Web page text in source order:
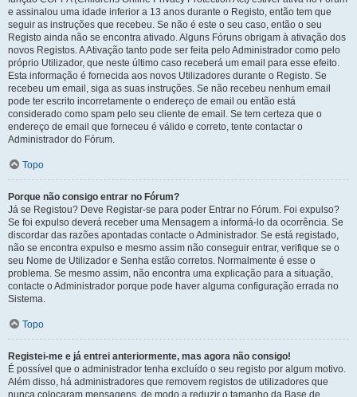
e assinalou uma idade inferior a 13 anos durante o Registo, então tem que
seguir as instruções que recebeu. Se não é este o seu caso, então o seu
Registo ainda não se encontra ativado. Alguns Fóruns obrigam à ativação dos
novos Registos. A Ativação tanto pode ser feita pelo Administrador como pelo
próprio Utilizador, que neste último caso receberá um email para esse efeito.
Esta informação é fornecida aos novos Utilizadores durante o Registo. Se
recebeu um email, siga as suas instruções. Se não recebeu nenhum email
pode ter escrito incorretamente o endereço de email ou então está
considerado como spam pelo seu cliente de email. Se tem certeza que o
endereço de email que forneceu é válido e correto, tente contactar o
Administrador do Fórum.
Topo
Porque não consigo entrar no Fórum?
Já se Registou? Deve Registar-se para poder Entrar no Fórum. Foi expulso?
Se foi expulso deverá receber uma Mensagem a informá-lo da ocorrência. Se
discordar das razões apontadas contacte o Administrador. Se está registado,
não se encontra expulso e mesmo assim não conseguir entrar, verifique se o
seu Nome de Utilizador e Senha estão corretos. Normalmente é esse o
problema. Se mesmo assim, não encontra uma explicação para a situação,
contacte o Administrador porque pode haver alguma configuração errada no
Sistema.
Topo
Registei-me e já entrei anteriormente, mas agora não consigo!
É possível que o administrador tenha excluído o seu registo por algum motivo.
Além disso, há administradores que removem registos de utilizadores que
nunca colocaram mensagens, de modo a reduzir o tamanho da Base de